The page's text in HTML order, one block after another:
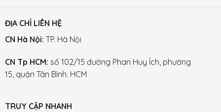
ĐỊA CHỈ LIÊN HỆ
CN Hà Nội: TP. Hà Nội
CN Tp HCM: số 102/15 đường Phan Huy Ích, phường
15, quận Tân Bình. HCM
TRUY CẬP NHANH